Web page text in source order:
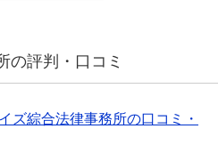
の評判・口コミ
ズ綜合法律事務所の口コミ・